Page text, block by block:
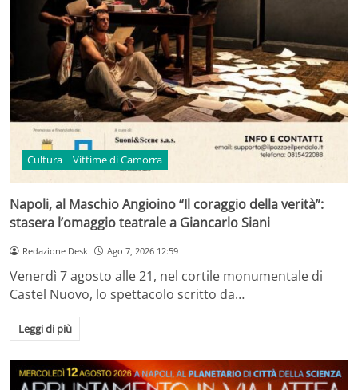
Cultura Vittime di Camorra
Napoli, al Maschio Angioino “Il coraggio della verità”:
stasera l’omaggio teatrale a Giancarlo Siani
Redazione Desk Ago 7, 2026 12:59
Venerdì 7 agosto alle 21, nel cortile monumentale di
Castel Nuovo, lo spettacolo scritto da…
Leggi di più